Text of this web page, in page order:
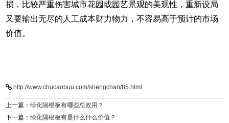
损，比较严重伤害城市花园或园艺景观的美观性，重新设局
又要输出无尽的人工成本财力物力，不容易高于预计的市场
价值。
http://www.chucaobuu.com/shengchan/85.html
上一篇：绿化隔根板有哪些总效用？
下一篇：绿化隔根板有是什么什么价值？